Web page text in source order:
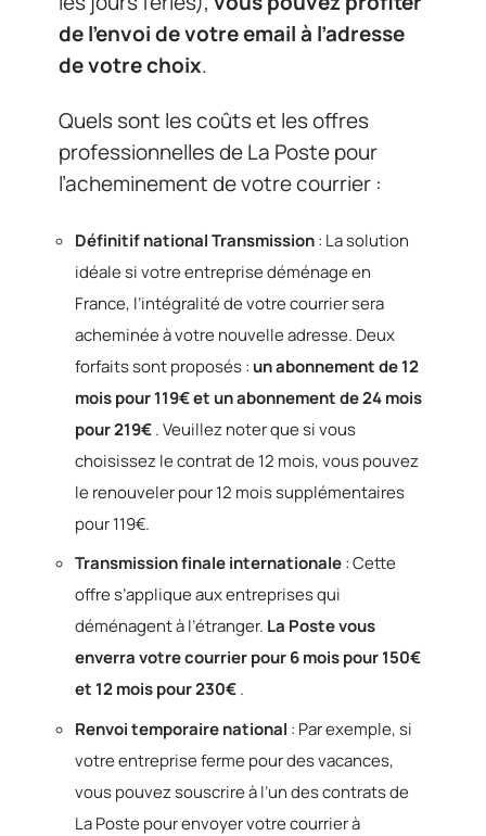
de l’envoi de votre email à l’adresse
de votre choix.
Quels sont les coûts et les offres
professionnelles de La Poste pour
l’acheminement de votre courrier :
Définitif national Transmission: La solution
idéale si votre entreprise déménage en
France, l’intégralité de votre courrier sera
acheminée à votre nouvelle adresse. Deux
forfaits sont proposés : un abonnement de 12
mois pour 119€ et un abonnement de 24 mois
pour 219€. Veuillez noter que si vous
choisissez le contrat de 12 mois, vous pouvez
le renouveler pour 12 mois supplémentaires
pour 119€.
Transmission finale internationale: Cette
offre s’applique aux entreprises qui
déménagent à l’étranger. La Poste vous
enverra votre courrier pour 6 mois pour 150€
et 12 mois pour 230€.
Renvoi temporaire national : Par exemple, si
votre entreprise ferme pour des vacances,
vous pouvez souscrire à l’un des contrats de
La Poste pour envoyer votre courrier à